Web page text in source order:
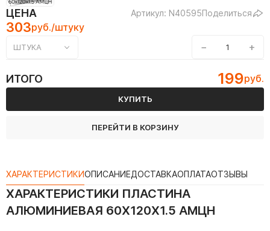
ЦЕНА Артикул: N40595Поделиться
303руб./штуку
ШТУКА − +
ИТОГО 199руб.
КУПИТЬ
ПЕРЕЙТИ В КОРЗИНУ
ХАРАКТЕРИСТИКИОПИСАНИЕДОСТАВКАОПЛАТАОТЗЫВЫ
ХАРАКТЕРИСТИКИ ПЛАСТИНА
АЛЮМИНИЕВАЯ 60Х120Х1.5 АМЦН